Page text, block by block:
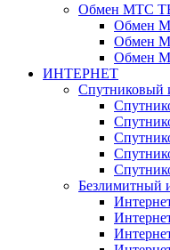
Обмен МТС
Обмен
Обмен
Обмен
ИНТЕРНЕТ
Спутниковый
Безлимитный